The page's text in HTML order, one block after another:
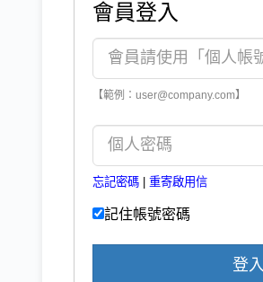
會員登入
【範例：user@company.com】
忘記密碼 重寄啟用信
記住帳號密碼
登入